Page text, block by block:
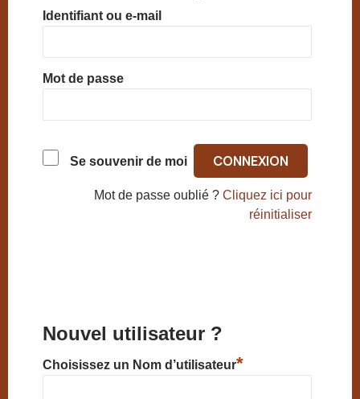
Identifiant ou e-mail
Mot de passe
Se souvenir de moi
Mot de passe oublié ?Cliquez ici pour
réinitialiser
Nouvel utilisateur ?
Choisissez un Nom d’utilisateur*